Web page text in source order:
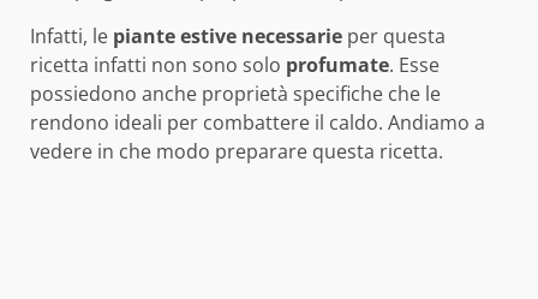
Infatti, le piante estive necessarie per questa
ricetta infatti non sono solo profumate. Esse
possiedono anche proprietà specifiche che le
rendono ideali per combattere il caldo. Andiamo a
vedere in che modo preparare questa ricetta.